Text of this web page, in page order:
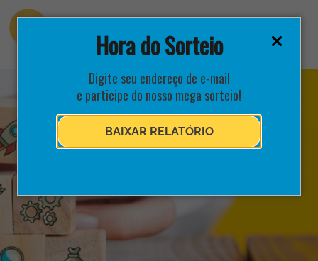
Hora do Sorteio
Digite seu endereço de e-mail
e participe do nosso mega sorteio!
BAIXAR RELATÓRIO